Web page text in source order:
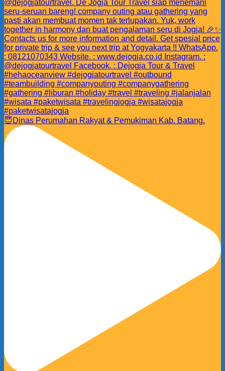
😇Dinas Perumahan Rakyat & Pemukiman Kab. Batang.